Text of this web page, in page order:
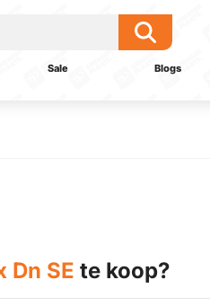
Sale Blogs
Dn SE te koop?